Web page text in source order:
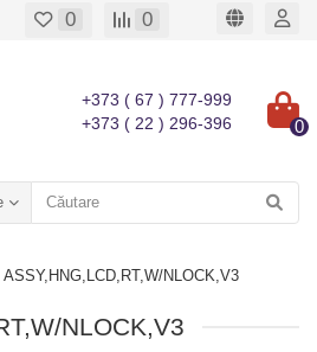
0 0
+373 ( 67 ) 777-999
+373 ( 22 ) 296-396
0
ASSY,HNG,LCD,RT,W/NLOCK,V3
NLOCK,V3